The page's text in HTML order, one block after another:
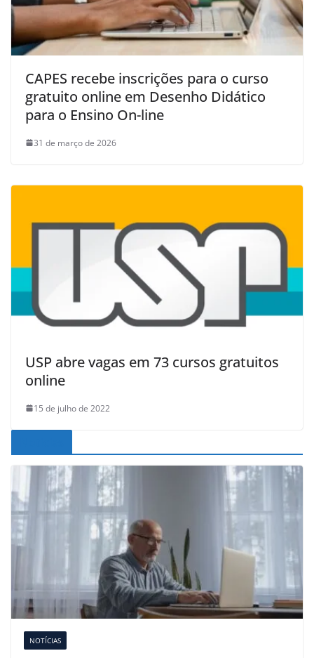
CAPES recebe inscrições para o curso
gratuito online em Desenho Didático
para o Ensino On-line
31 de março de 2026
USP abre vagas em 73 cursos gratuitos
online
15 de julho de 2022
NOTÍCIAS